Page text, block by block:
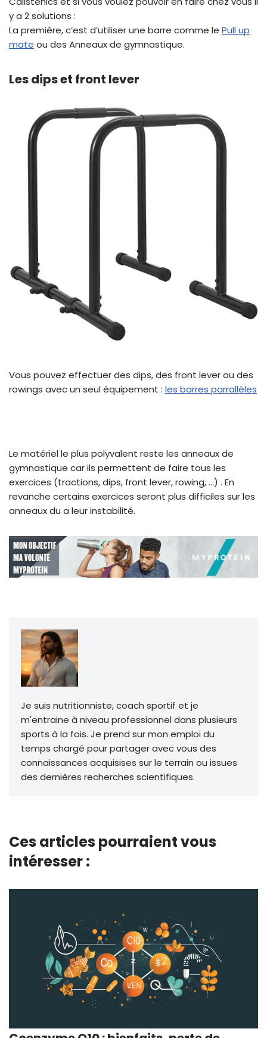
y a 2 solutions :
La première, c’est d’utiliser une barre comme le Pull up
mate ou des Anneaux de gymnastique.
Les dips et front lever
Vous pouvez effectuer des dips, des front lever ou des
rowings avec un seul équipement : les barres parrallèles
Le matériel le plus polyvalent reste les anneaux de
gymnastique car ils permettent de faire tous les
exercices (tractions, dips, front lever, rowing, …) . En
revanche certains exercices seront plus difficiles sur les
anneaux du a leur instabilité.
Je suis nutritionniste, coach sportif et je
m'entraine à niveau professionnel dans plusieurs
sports à la fois. Je prend sur mon emploi du
temps chargé pour partager avec vous des
connaissances acquisises sur le terrain ou issues
des dernières recherches scientifiques.
Ces articles pourraient vous
intéresser :